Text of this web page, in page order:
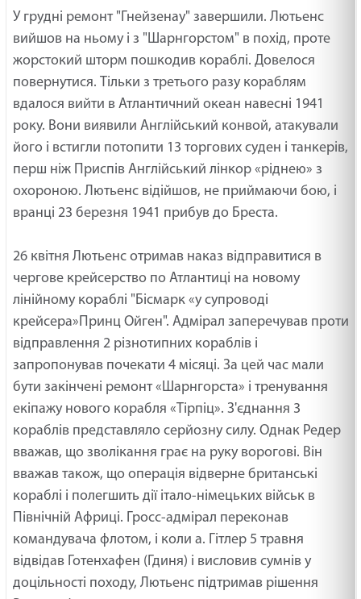
У грудні ремонт "Гнейзенау" завершили. Лютьенс
вийшов на ньому і з "Шарнгорстом" в похід, проте
жорстокий шторм пошкодив кораблі. Довелося
повернутися. Тільки з третього разу кораблям
вдалося вийти в Атлантичний океан навесні 1941
року. Вони виявили Англійський конвой, атакували
його і встигли потопити 13 торгових суден і танкерів,
перш ніж Приспів Англійський лінкор «ріднею» з
охороною. Лютьенс відійшов, не приймаючи бою, і
вранці 23 березня 1941 прибув до Бреста.
26 квітня Лютьенс отримав наказ відправитися в
чергове крейсерство по Атлантиці на новому
лінійному кораблі "Бісмарк «у супроводі
крейсера»Принц Ойген". Адмірал заперечував проти
відправлення 2 різнотипних кораблів і
запропонував почекати 4 місяці. За цей час мали
бути закінчені ремонт «Шарнгорста» і тренування
екіпажу нового корабля «Тірпіц». З'єднання 3
кораблів представляло серйозну силу. Однак Редер
вважав, що зволікання грає на руку ворогові. Він
вважав також, що операція відверне британські
кораблі і полегшить дії італо-німецьких військ в
Північній Африці. Гросс-адмірал переконав
командувача флотом, і коли а. Гітлер 5 травня
відвідав Готенхафен (Гдиня) і висловив сумнів у
доцільності походу, Лютьенс підтримав рішення